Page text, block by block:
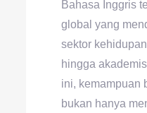
Bahasa Inggris
global yang
sektor
hingga
ini, kemampuan
bukan hanya